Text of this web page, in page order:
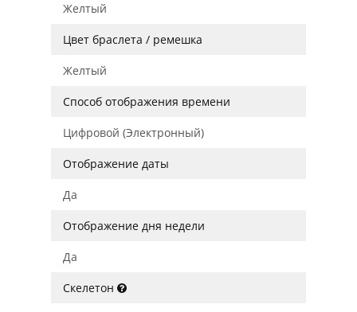
Желтый
Цвет браслета / ремешка
Желтый
Способ отображения времени
Цифровой (Электронный)
Отображение даты
Да
Отображение дня недели
Да
Скелетон